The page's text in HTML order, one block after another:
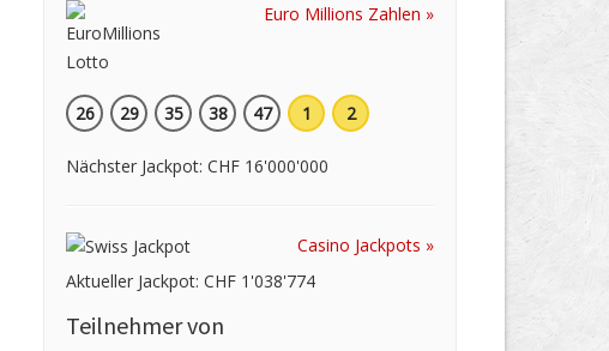
Euro Millions Zahlen »
26 29 35 38 47 1 2
Nächster Jackpot: CHF 16'000'000
Casino Jackpots »
Aktueller Jackpot: CHF 1'038'774
Teilnehmer von